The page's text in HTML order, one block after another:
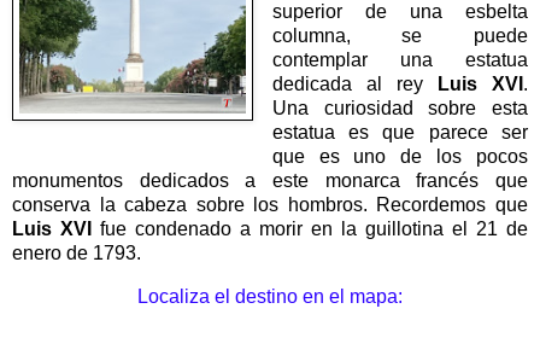
superior de una esbelta
columna, se puede
contemplar una estatua
dedicada al rey
Luis XVI .
Una curiosidad sobre esta
estatua es que parece ser
que es uno de los pocos
monumentos dedicados a este monarca francés que
conserva la cabeza sobre los hombros. Recordemos que
Luis XVI fue condenado a morir en la guillotina el 21 de
enero de 1793.
Localiza el destino en el mapa: